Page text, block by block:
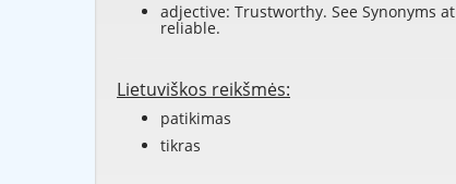
adjective: Trustworthy. See Synonyms at
reliable.
Lietuviškos reikšmės:
patikimas
tikras